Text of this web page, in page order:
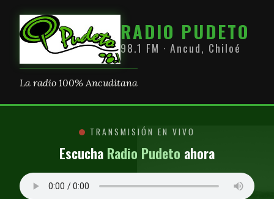
RADIO PUDETO
98.1 FM · Ancud, Chiloé
La radio 100% Ancuditana
TRANSMISIÓN EN VIVO
Escucha Radio Pudeto ahora